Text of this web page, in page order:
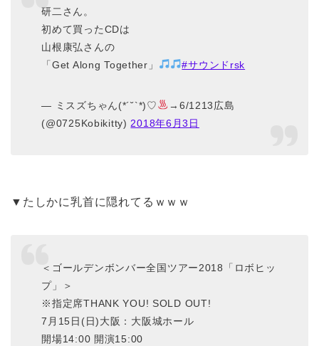
研二さん。
初めて買ったCDは
山根康弘さんの
「Get Along Together」
#サウンドrsk
— ミスズちゃん(*´˘`*)♡
→6/1213広島
(@0725Kobikitty) 2018年6月3日
▼たしかに乳首に隠れてるｗｗｗ
＜ゴールデンボンバー全国ツアー2018「ロボヒッ
プ」＞
※指定席THANK YOU! SOLD OUT!
7月15日(日)大阪：大阪城ホール
開場14:00 開演15:00